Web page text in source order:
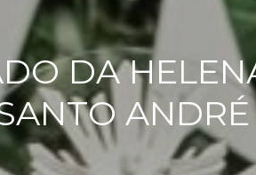
DA
ANDRÉ